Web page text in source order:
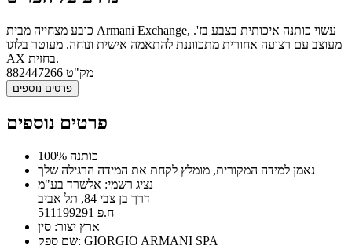
כובע מצחייה מבית Armani Exchange, עשוי כותנה איכותית בצבע בז'.
מעוצב עם רצועה אחורית מתכווננת להתאמה אישית ונוחה. מעוטר בלוגו
AX בחזית.
מק"ט 882447266
פרטים נוספים
פרטים נוספים
100% כותנה
נאמן למידה המקורית, מומלץ לקחת את המידה הרגילה שלך
נציג רשמי: אלשרד בע"מ
דרך בן צבי 84, תל אביב
ח.פ 511199291
ארץ יצור: סין
שם ספק: GIORGIO ARMANI SPA